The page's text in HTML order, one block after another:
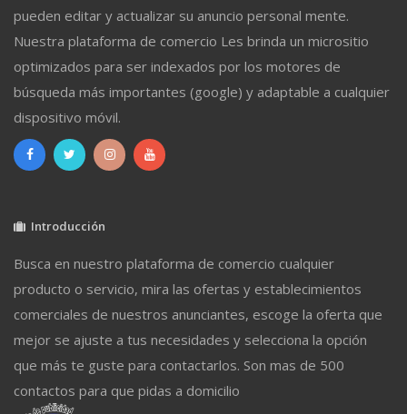
pueden editar y actualizar su anuncio personal mente.
Nuestra plataforma de comercio Les brinda un micrositio
optimizados para ser indexados por los motores de
búsqueda más importantes (google) y adaptable a cualquier
dispositivo móvil.
Introducción
Busca en nuestro plataforma de comercio cualquier
producto o servicio, mira las ofertas y establecimientos
comerciales de nuestros anunciantes, escoge la oferta que
mejor se ajuste a tus necesidades y selecciona la opción
que más te guste para contactarlos. Son mas de 500
contactos para que pidas a domicilio